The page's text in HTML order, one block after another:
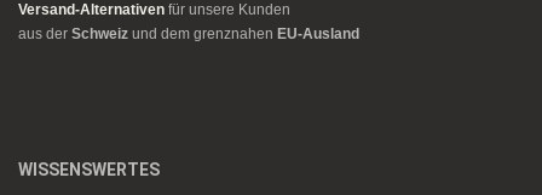
Versand-Alternativen für unsere Kunden
aus der Schweiz und dem grenznahen EU-Ausland
WISSENSWERTES